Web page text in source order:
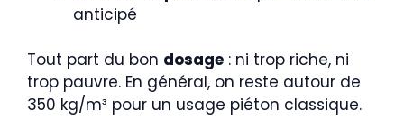
anticipé
Tout part du bon dosage : ni trop riche, ni
trop pauvre. En général, on reste autour de
350 kg/m³ pour un usage piéton classique.